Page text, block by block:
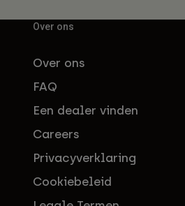
Over ons
Over ons
FAQ
Een dealer vinden
Careers
Privacyverklaring
Cookiebeleid